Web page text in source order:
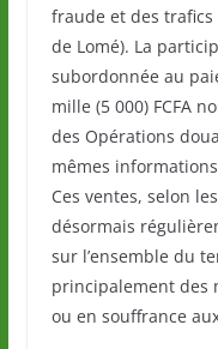
fraude et des trafics
de Lomé). La
subordonnée au
mille (5 000) FCFA
des Opérations
mêmes
Ces ventes, selon
désormais
sur l’ensemble du
principalement des
ou en souffrance